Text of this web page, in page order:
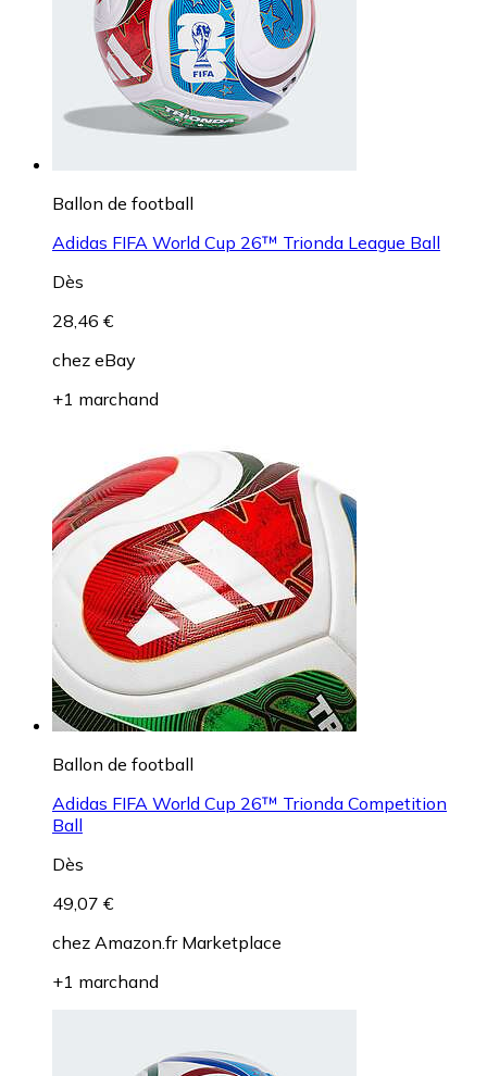
Ballon de football
Adidas FIFA World Cup 26™ Trionda League Ball
Dès
28,46 €
chez eBay
+1 marchand
Ballon de football
Adidas FIFA World Cup 26™ Trionda Competition
Ball
Dès
49,07 €
chez Amazon.fr Marketplace
+1 marchand